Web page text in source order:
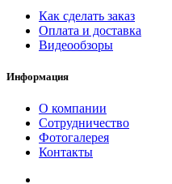
Как сделать заказ
Оплата и доставка
Видеообзоры
Информация
О компании
Сотрудничество
Фотогалерея
Контакты